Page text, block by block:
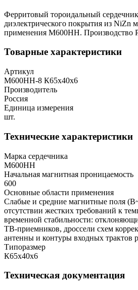
Ферритовый тороидальный
диэлектрического покрытия из NiZn
применения М600НН. Производство
Товарные характеристики
Артикул
М600НН-8 К65х40х6
Производитель
Россия
Единица измерения
шт.
Технические характеристики
Марка сердечника
М600НН
Начальная магнитная проницаемость
600
Основные области применения
Слабые и средние магнитные поля
отсутствии жестких требований к
временной стабильности:
ТВ-приемников, дроссели схем
антенны и контуры входных трактов
Типоразмер
К65х40х6
Техническая документация